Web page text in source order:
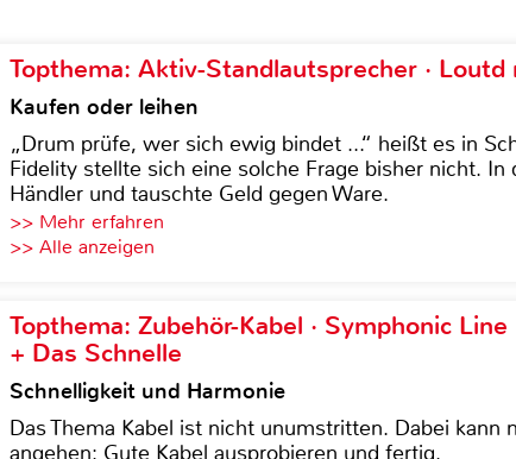
Topthema: Aktiv-Standlautsprecher · Loutd
Kaufen oder leihen
„Drum prüfe, wer sich ewig bindet ...“ heißt es in
Fidelity stellte sich eine solche Frage bisher nicht. In
Händler und tauschte Geld gegen Ware.
>> Mehr erfahren
>> Alle anzeigen
Topthema: Zubehör-Kabel · Symphonic
+ Das Schnelle
Schnelligkeit und Harmonie
Das Thema Kabel ist nicht unumstritten. Dabei kann
angehen: Gute Kabel ausprobieren und fertig.